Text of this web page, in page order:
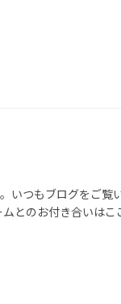
いつもブログをご
とのお付き合いは